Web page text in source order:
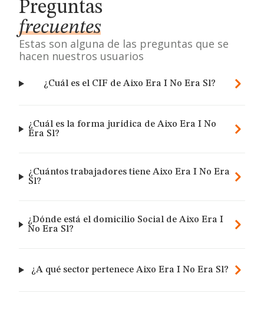
Preguntas
frecuentes
Estas son alguna de las preguntas que se
hacen nuestros usuarios
¿Cuál es el CIF de Aixo Era I No Era Sl?
¿Cuál es la forma jurídica de Aixo Era I No
Era Sl?
¿Cuántos trabajadores tiene Aixo Era I No Era
Sl?
¿Dónde está el domicilio Social de Aixo Era I
No Era Sl?
¿A qué sector pertenece Aixo Era I No Era Sl?